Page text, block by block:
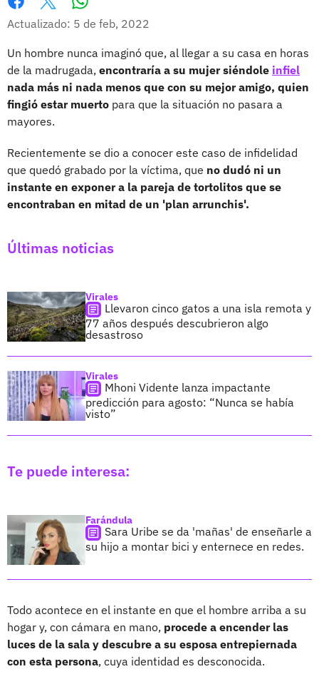
Facebook
X
Actualizado: 5 de feb, 2022
Un hombre nunca imaginó que, al llegar a su casa en horas
de la madrugada, encontraría a su mujer siéndole infiel
nada más ni nada menos que con su mejor amigo, quien
fingió estar muerto para que la situación no pasara a
mayores.
Recientemente se dio a conocer este caso de infidelidad
que quedó grabado por la víctima, que no dudó ni un
instante en exponer a la pareja de tortolitos que se
encontraban en mitad de un 'plan arrunchis'.
Últimas noticias
Virales
Llevaron cinco gatos a una isla remota y
77 años después descubrieron algo
desastroso
Virales
Mhoni Vidente lanza impactante
predicción para agosto: “Nunca se había
visto”
Te puede interesa:
Farándula
Sara Uribe se da 'mañas' de enseñarle a
su hijo a montar bici y enternece en redes.
Todo acontece en el instante en que el hombre arriba a su
hogar y, con cámara en mano, procede a encender las
luces de la sala y descubre a su esposa entrepiernada
con esta persona, cuya identidad es desconocida.